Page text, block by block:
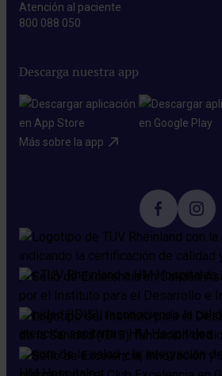
Atención al paciente
800 088 050
Descarga nuestra app
Más sobre la app​